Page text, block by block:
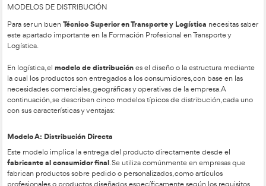
Cada modelo de distribución debe estar centrado en unos
servicio bien definidos y cuantificados, que se enfoquen en